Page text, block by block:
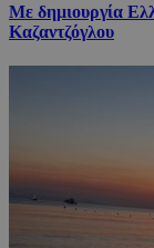
Με δημιουργία
Καζαντζόγλου